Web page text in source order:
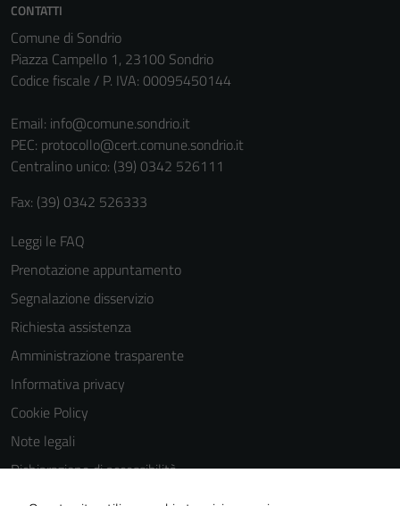
CONTATTI
Comune di Sondrio
Piazza Campello 1, 23100 Sondrio
Codice fiscale / P. IVA: 00095450144
Email: info@comune.sondrio.it
PEC: protocollo@cert.comune.sondrio.it
Centralino unico: (39) 0342 526111
Fax: (39) 0342 526333
Leggi le FAQ
Prenotazione appuntamento
Segnalazione disservizio
Richiesta assistenza
Amministrazione trasparente
Informativa privacy
Cookie Policy
Note legali
Dichiarazione di accessibilità
Dichiarazione di accessibilità Servizi